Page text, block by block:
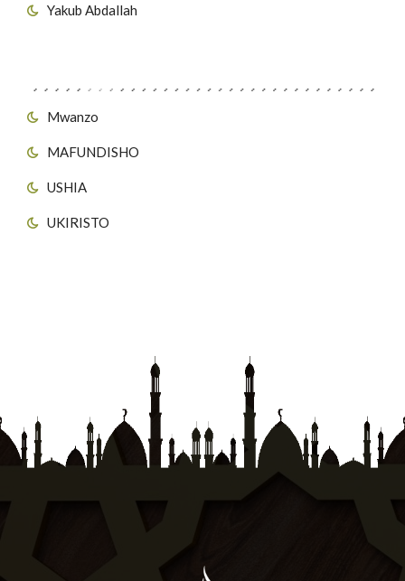
Yakub Abdallah
Mwanzo
MAFUNDISHO
USHIA
UKIRISTO